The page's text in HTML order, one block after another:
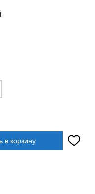
в корзину